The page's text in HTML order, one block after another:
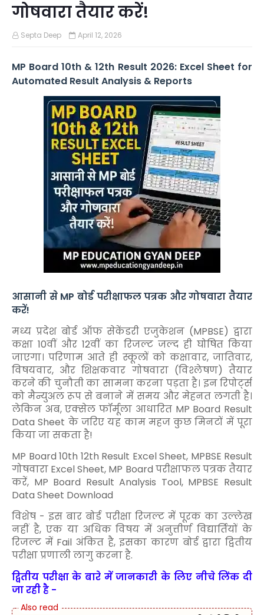
गोषवारा तैयार करें!
Septa Deep April 12, 2026
MP Board 10th & 12th Result 2026: Excel Sheet for
Automated Result Analysis & Reports
आसानी से MP बोर्ड परीक्षाफल पत्रक और गोषवारा तैयार
करें!
मध्य प्रदेश बोर्ड ऑफ सेकेंडरी एजुकेशन (MPBSE) द्वारा
कक्षा 10वीं और 12वीं का रिजल्ट जल्द ही घोषित किया
जाएगा। परिणाम आते ही स्कूलों को कक्षावार, जातिवार,
विषयवार, और शिक्षकवार गोषवारा (विश्लेषण) तैयार
करने की चुनौती का सामना करना पड़ता है। इन रिपोर्ट्स
को मैन्युअल रूप से बनाने में समय और मेहनत लगती है।
लेकिन अब, एक्सेल फॉर्मूला आधारित MP Board Result
Data Sheet के जरिए यह काम महज कुछ मिनटों में पूरा
किया जा सकता है!
MP Board 10th 12th Result Excel Sheet, MPBSE Result
गोषवारा Excel Sheet, MP Board परीक्षाफल पत्रक तैयार
करें, MP Board Result Analysis Tool, MPBSE Result
Data Sheet Download
विशेष - इस बार बोर्ड परीक्षा रिजल्ट में पूरक का उल्लेख
नहीं है, एक या अधिक विषय में अनुत्तीर्ण विद्यार्तियों के
रिजल्ट में Fail अंकित है, इसका कारण बोर्ड द्वारा द्वितीय
परीक्षा प्रणाली लागु करना है.
द्वितीय परीक्षा के बारे में जानकारी के लिए नीचे लिंक दी
जा रही है -